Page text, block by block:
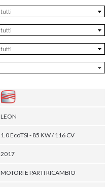
LEON
1.0 EcoTSI - 85 KW / 116 CV
2017
MOTORI E PARTI RICAMBIO